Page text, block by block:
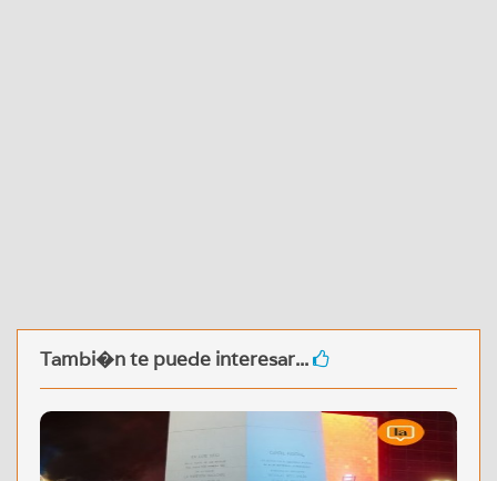
Tambi�n te puede interesar...